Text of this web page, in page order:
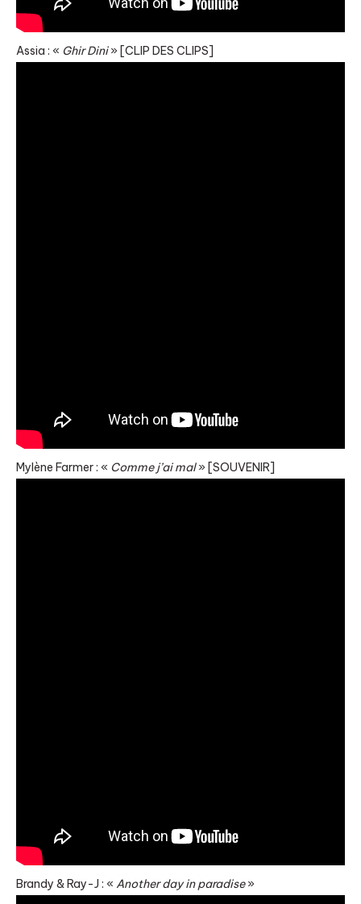
Assia : « Ghir Dini» [CLIP DES CLIPS]
Mylène Farmer : « Comme j’ai mal» [SOUVENIR]
Brandy & Ray-J : « Another day in paradise»